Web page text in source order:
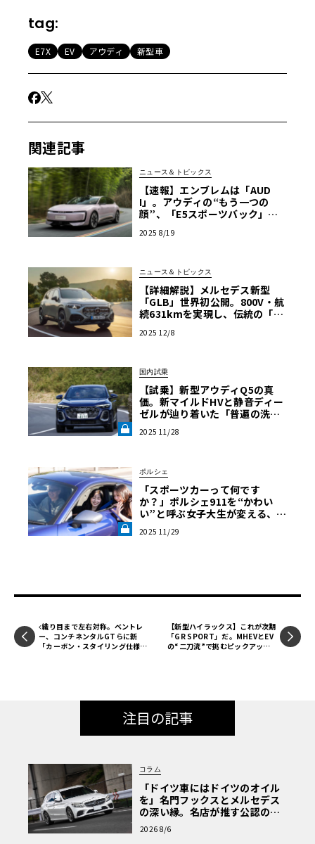
tag:
E7X EV アウディ 新型車
関連記事
ニュース＆トピックス
【速報】エンブレムは「AUD
I」。アウディの“もう一つの
顔”、「E5スポーツバック」が
2025 8/19
ニュース＆トピックス
【詳細解説】メルセデス新型
「GLB」世界初公開。800V・航
続631kmを実現し、伝統の「7
化
2025 12/8
国内試乗
【試乗】新型アウディQ5の真
価。新マイルドHVと静音ディー
ゼルが辿り着いた「普遍の洗
2025 11/28
ポルシェ
「スポーツカーって何です
か？」ポルシェ911を“かわい
い”と呼ぶ女子大生が変える、自
ツベコベイワセテ】《LE VOLA
2025 11/29
織り目まで左右対称。ベントレ
ー、コンチネンタルGTらに新
「カーボン・スタイリング仕様」
【新型ハイラックス】これが次期
「GR SPORT」だ。MHEVとEV
の“二刀流”で挑むピックアップ
注目の記事
コラム
「ドイツ車にはドイツのオイル
を」名門フックスとメルセデス
の深い縁。名店が推す公認の安
心と、Cクラスで味わうシルキー
な走り〈PR〉
2026 8/6